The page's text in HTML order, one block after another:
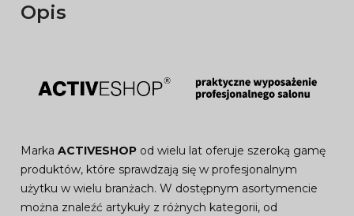
Opis
Marka ACTIVESHOP od wielu lat oferuje szeroką gamę
produktów, które sprawdzają się w profesjonalnym
użytku w wielu branżach. W dostępnym asortymencie
można znaleźć artykuły z różnych kategorii, od